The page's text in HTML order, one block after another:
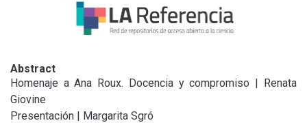
Abstract
Homenaje a Ana Roux. Docencia y compromiso | Renata
Giovine
Presentación | Margarita Sgró